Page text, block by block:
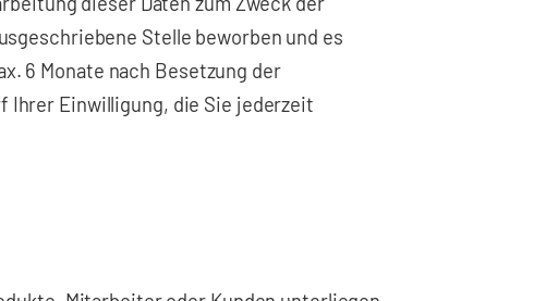
Stelle beworben und es
6 Monate nach Besetzung der
Ihrer Einwilligung, die Sie jederzeit